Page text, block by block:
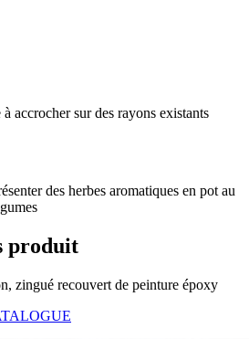
accrocher sur des rayons existants
des herbes aromatiques en pot au
produit
zingué recouvert de peinture époxy